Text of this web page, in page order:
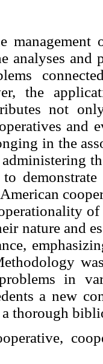
analyses and
the
not
and
in the
nature and
in
a new
thorough